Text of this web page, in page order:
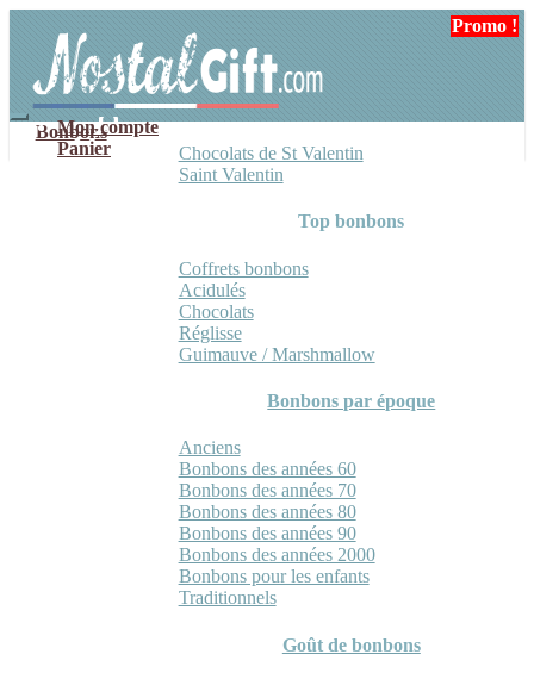
navigation
contenu
Mon compte
Panier
Bonbons
Chocolats de St Valentin
Saint Valentin
Top bonbons
Coffrets bonbons
Acidulés
Chocolats
Réglisse
Guimauve / Marshmallow
Bonbons par époque
Anciens
Bonbons des années 60
Bonbons des années 70
Bonbons des années 80
Bonbons des années 90
Bonbons des années 2000
Bonbons pour les enfants
Traditionnels
Goût de bonbons
Promo !
Promo !
Promo !